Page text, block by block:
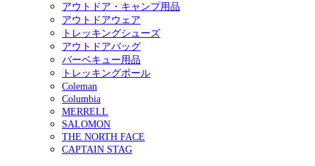
アウトドア・キャンプ用品
アウトドアウェア
トレッキングシューズ
アウトドアバッグ
バーベキュー用品
トレッキングポール
Coleman
Columbia
MERRELL
SALOMON
THE NORTH FACE
CAPTAIN STAG